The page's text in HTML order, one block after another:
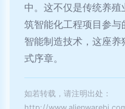
中。这不仅是传统养
筑智能化工程项目参
智能制造技术，这座
式序章。
如若转载，请注明出处：